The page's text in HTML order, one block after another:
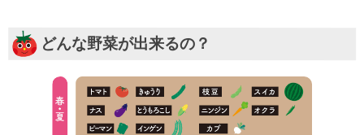
どんな野菜が出来るの？